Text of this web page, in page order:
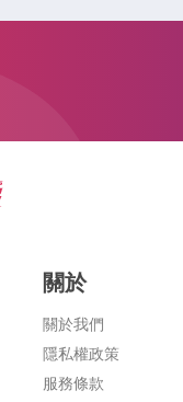
關於
關於我們
隱私權政策
服務條款